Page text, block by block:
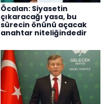
Öcalan: Siyasetin
çıkaracağı yasa, bu
sürecin önünü açacak
anahtar niteliğindedir